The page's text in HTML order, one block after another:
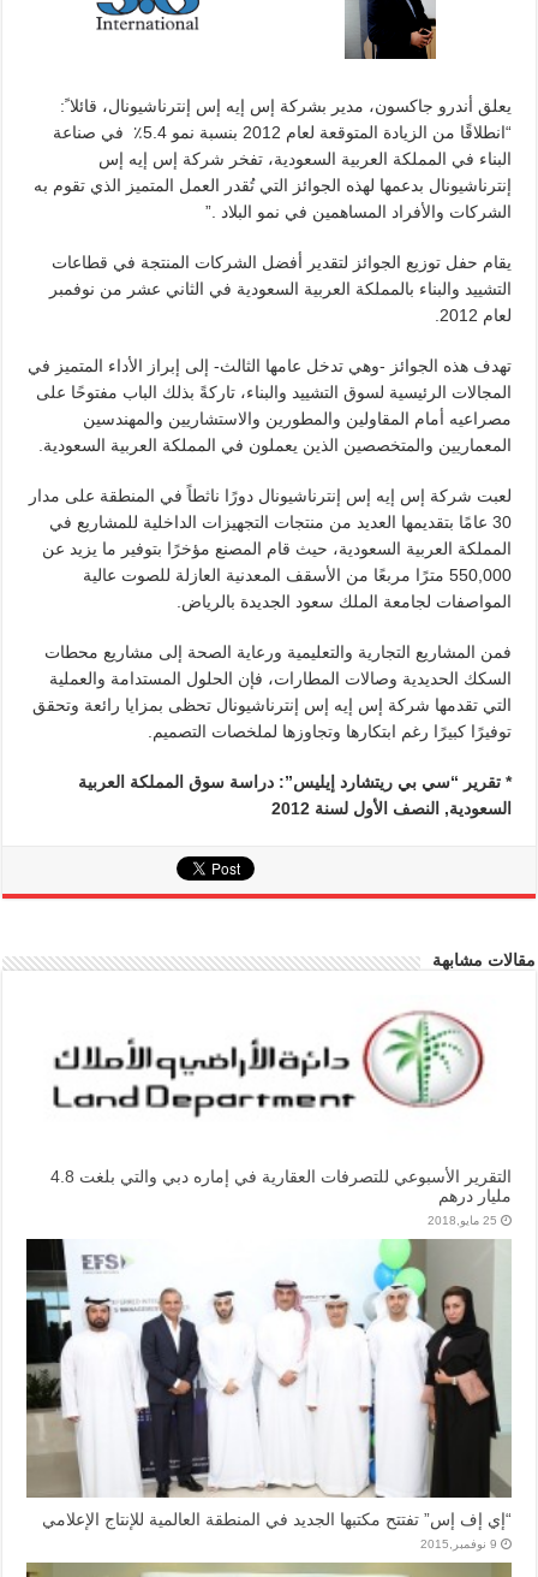
يعلق أندرو جاكسون، مدير بشركة إس إيه إس إنترناشيونال، قائلا ً:
“انطلاقًا من الزيادة المتوقعة لعام 2012 بنسبة نمو 5.4٪ في صناعة
البناء في المملكة العربية السعودية، تفخر شركة إس إيه إس
إنترناشيونال بدعمها لهذه الجوائز التي تُقدر العمل المتميز الذي تقوم به
الشركات والأفراد المساهمين في نمو البلاد .”
يقام حفل توزيع الجوائز لتقدير أفضل الشركات المنتجة في قطاعات
التشييد والبناء بالمملكة العربية السعودية في الثاني عشر من نوفمبر
لعام 2012.
تهدف هذه الجوائز -وهي تدخل عامها الثالث- إلى إبراز الأداء المتميز في
المجالات الرئيسية لسوق التشييد والبناء، تاركةً بذلك الباب مفتوحًا على
مصراعيه أمام المقاولين والمطورين والاستشاريين والمهندسين
المعماريين والمتخصصين الذين يعملون في المملكة العربية السعودية.
لعبت شركة إس إيه إس إنترناشيونال دورًا ناثطاً في المنطقة على مدار
30 عامًا بتقديمها العديد من منتجات التجهيزات الداخلية للمشاريع في
المملكة العربية السعودية، حيث قام المصنع مؤخرًا بتوفير ما يزيد عن
550,000 مترًا مربعًا من الأسقف المعدنية العازلة للصوت عالية
المواصفات لجامعة الملك سعود الجديدة بالرياض.
فمن المشاريع التجارية والتعليمية ورعاية الصحة إلى مشاريع محطات
السكك الحديدية وصالات المطارات، فإن الحلول المستدامة والعملية
التي تقدمها شركة إس إيه إس إنترناشيونال تحظى بمزايا رائعة وتحقق
توفيرًا كبيرًا رغم ابتكارها وتجاوزها لملخصات التصميم.
* تقرير “سي بي ريتشارد إيليس”: دراسة سوق المملكة العربية
السعودية, النصف الأول لسنة 2012
مقالات مشابهة
التقرير الأسبوعي للتصرفات العقارية في إماره دبي والتي بلغت 4.8
مليار درهم
25 مايو,2018
“إي إف إس” تفتتح مكتبها الجديد في المنطقة العالمية للإنتاج الإعلامي
9 نوفمبر,2015